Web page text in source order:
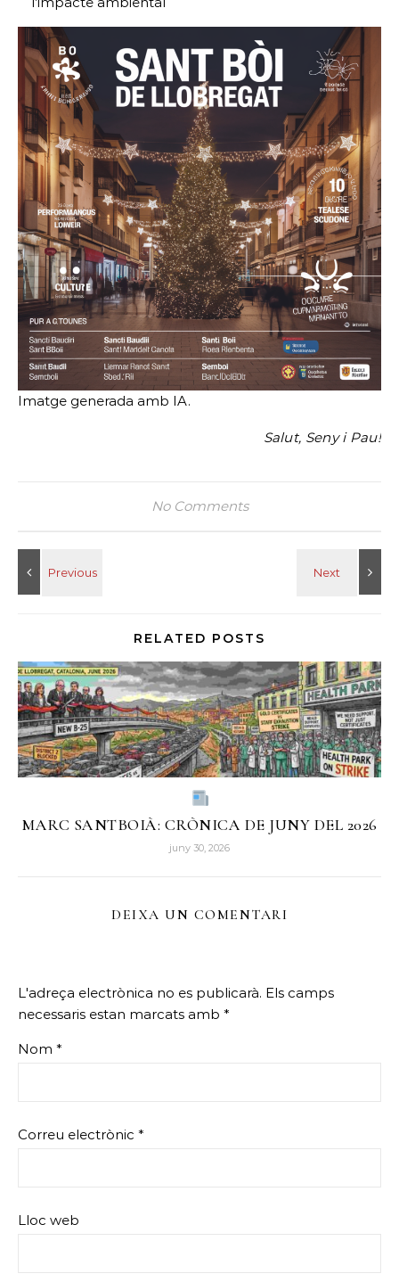
Imatge generada amb IA.
Salut, Seny i Pau!
No Comments
RELATED POSTS
MARC SANTBOIÀ: CRÒNICA DE JUNY DEL 2026
juny 30, 2026
DEIXA UN COMENTARI
L'adreça electrònica no es publicarà. Els camps
necessaris estan marcats amb *
Nom *
Correu electrònic *
Lloc web